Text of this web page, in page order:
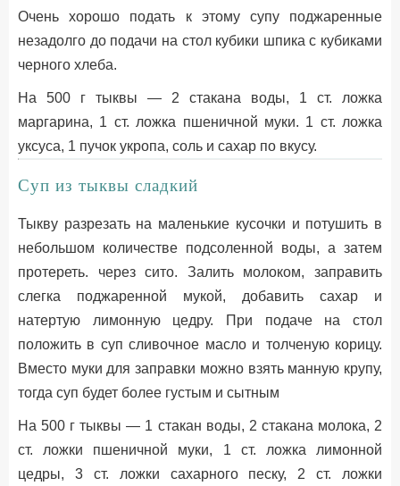
Очень хорошо подать к этому супу поджаренные
незадолго до подачи на стол кубики шпика с кубиками
черного хлеба.
На 500 г тыквы — 2 стакана воды, 1 ст. ложка
маргарина, 1 ст. ложка пшеничной муки. 1 ст. ложка
уксуса, 1 пучок укропа, соль и сахар по вкусу.
Суп из тыквы сладкий
Тыкву разрезать на маленькие кусочки и потушить в
небольшом количестве подсоленной воды, а затем
протереть. через сито. Залить молоком, заправить
слегка поджаренной мукой, добавить сахар и
натертую лимонную цедру. При подаче на стол
положить в суп сливочное масло и толченую корицу.
Вместо муки для заправки можно взять манную крупу,
тогда суп будет более густым и сытным
На 500 г тыквы — 1 стакан воды, 2 стакана молока, 2
ст. ложки пшеничной муки, 1 ст. ложка лимонной
цедры, 3 ст. ложки сахарного песку, 2 ст. ложки